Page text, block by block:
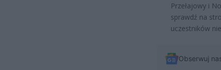
Przełajowy i
sprawdź na
uczestników
Obserwuj